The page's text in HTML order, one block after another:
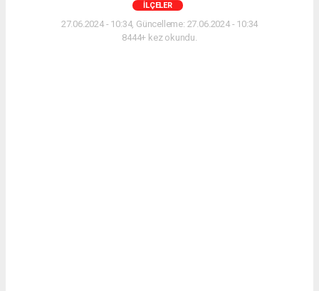
İLÇELER
27.06.2024 - 10:34, Güncelleme: 27.06.2024 - 10:34
8444+ kez okundu.